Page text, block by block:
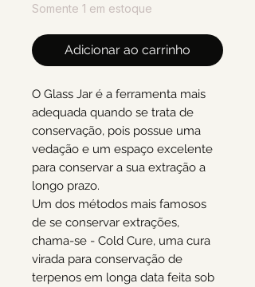
Somente 1 em estoque
Adicionar ao carrinho
O Glass Jar é a ferramenta mais
adequada quando se trata de
conservação, pois possue uma
vedação e um espaço excelente
para conservar a sua extração a
longo prazo.
Um dos métodos mais famosos
de se conservar extrações,
chama-se - Cold Cure, uma cura
virada para conservação de
terpenos em longa data feita sob